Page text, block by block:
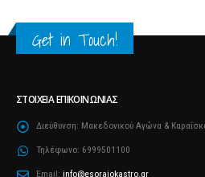
Get in Touch!
ΣΤΟΙΧΕΊΑ ΕΠΙΚΟΙΝΩΝΊΑΣ
Διεύθυνση: Μακεδονικού Αγώνα &
Τηλέφωνο: 6999501100